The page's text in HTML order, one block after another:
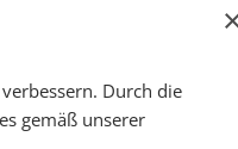
Durch die
gemäß unserer